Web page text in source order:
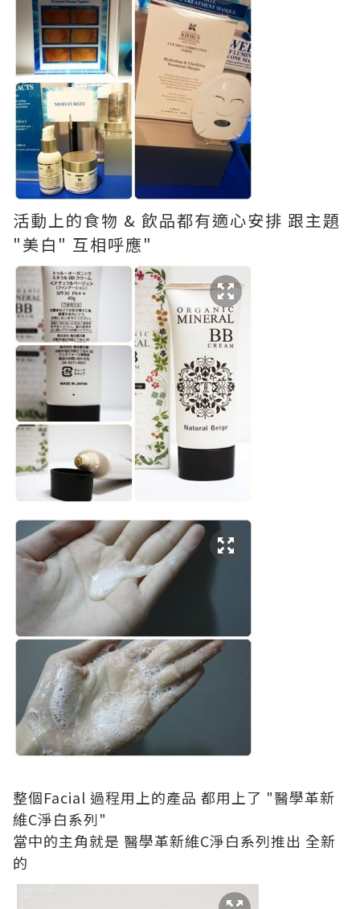
活動上的食物 & 飲品都有適心安排 跟主題
"美白" 互相呼應"
整個Facial 過程用上的產品 都用上了 "醫學革新
維C淨白系列"
當中的主角就是 醫學革新維C淨白系列推出 全新
的